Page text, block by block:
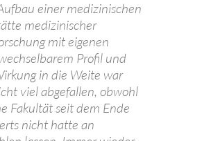
einer medizinischen
medizinischer
mit eigenen
Profil und
in die Weite war
viel abgefallen, obwohl
Fakultät seit dem Ende
nicht hatte an